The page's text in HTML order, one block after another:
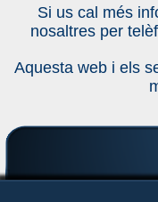
Si us cal més
nosaltres per
Aquesta web i els